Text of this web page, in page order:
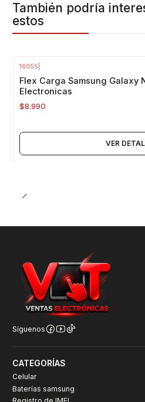
También podría
estos
16055
Flex Carga Samsung Galaxy
Electronicas
$8.990
VER
Síguenos
CATEGORÍAS
Celular
Baterías samsung